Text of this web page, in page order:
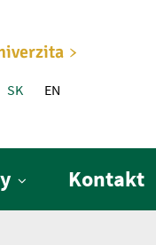
SK EN
Kontakt